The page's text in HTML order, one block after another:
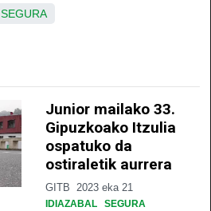
SEGURA
Junior mailako 33.
Gipuzkoako Itzulia
ospatuko da
ostiraletik aurrera
GITB 2023 eka 21
IDIAZABAL SEGURA